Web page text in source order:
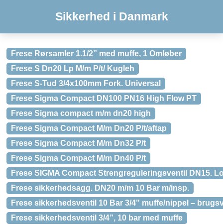
Sikkerhed i Danmark
Frese Rørsamler 1.1/2” med muffe, 1 Omløber
Frese S Dn20 Lp M/m P/t/ Kugleh
Frese S-Tud 3/4x100mm Fork. Universal
Frese Sigma Compact DN100 PN16 High Flow PT
Frese Sigma compact m/m dn20 high
Frese Sigma Compact M/m Dn20 P/t/aftap
Frese Sigma Compact M/m Dn32 P/t
Frese Sigma Compact M/m Dn40 P/t
Frese SIGMA Compact Strengreguleringsventil DN15.
Frese sikkerhedsagg. DN20 m/m 10 Bar m/insp.
Frese sikkerhedsventil 10 Bar 3/4" muffe/nippel –
Frese sikkerhedsventil 3/4”, 10 bar med muffe